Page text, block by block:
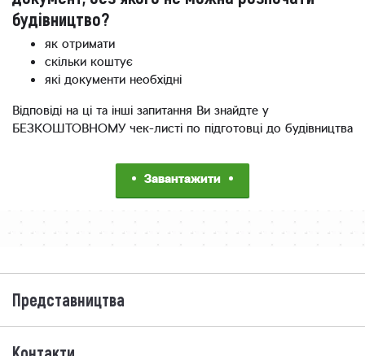
будівництво?
як отримати
скільки коштує
які документи необхідні
Відповіді на ці та інші запитання Ви знайдте у
БЕЗКОШТОВНОМУ чек-листі по підготовці до будівництва
Завантажити
Представництва